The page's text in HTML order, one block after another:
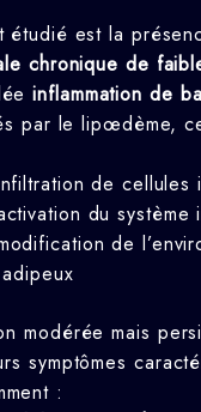
étudié est la
chronique de
inflammation de
par le lipœdème,
de cellules
du système
de
modérée mais
symptômes
: